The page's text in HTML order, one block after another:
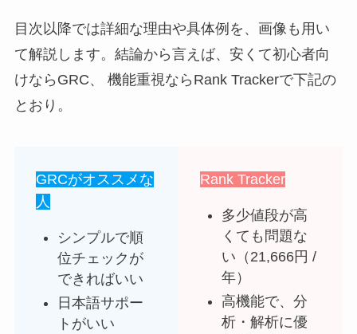
目次以降では詳細な理由や具体例を、画像も用い
て解説します。結論から言えば、安くて初心者向
けならGRC、 機能重視ならRank Trackerで下記の
とおり。
GRCがオススメな
人
シンプルで順
位チェックが
できればいい
日本語サポー
トがいい
Rank Tracker
多少値段が高
くても問題な
い（21,666円 /
年）
高機能で、分
析・解析に優